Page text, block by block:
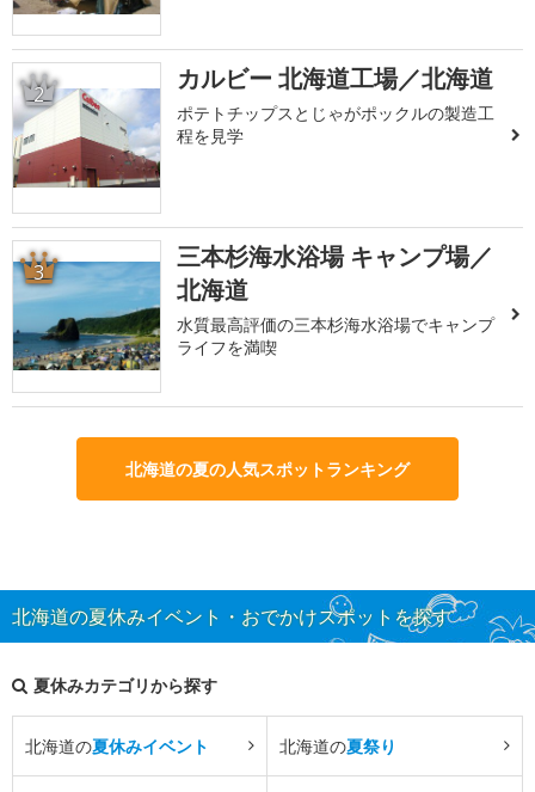
2 カルビー 北海道工場／北海道
ポテトチップスとじゃがポックルの製造工
程を見学
3
三本杉海水浴場 キャンプ場／
北海道
水質最高評価の三本杉海水浴場でキャンプ
ライフを満喫
北海道の夏の人気スポットランキング
北海道の夏休みイベント・おでかけスポットを探す
夏休みカテゴリから探す
北海道の夏休みイベント 北海道の夏祭り